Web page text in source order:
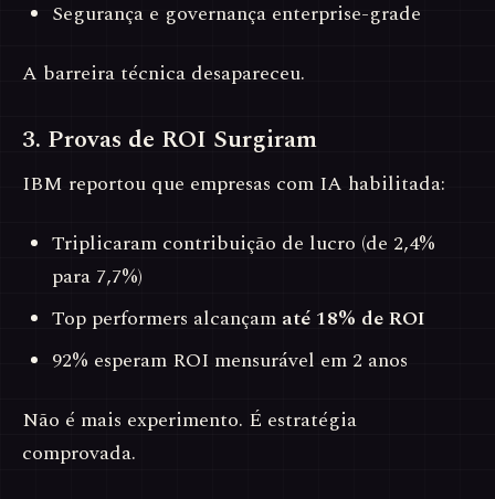
Segurança e governança enterprise-grade
A barreira técnica desapareceu.
3. Provas de ROI Surgiram
IBM reportou que empresas com IA habilitada:
Triplicaram contribuição de lucro (de 2,4%
para 7,7%)
Top performers alcançam até 18% de ROI
92% esperam ROI mensurável em 2 anos
Não é mais experimento. É estratégia
comprovada.